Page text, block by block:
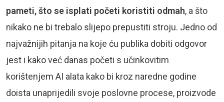
pameti, što se isplati početi koristiti odmah, a što
nikako ne bi trebalo slijepo prepustiti stroju. Jedno od
najvažnijih pitanja na koje ću publika dobiti odgovor
jest i kako već danas početi s učinkovitim
korištenjem AI alata kako bi kroz naredne godine
doista unaprijedili svoje poslovne procese, proizvode